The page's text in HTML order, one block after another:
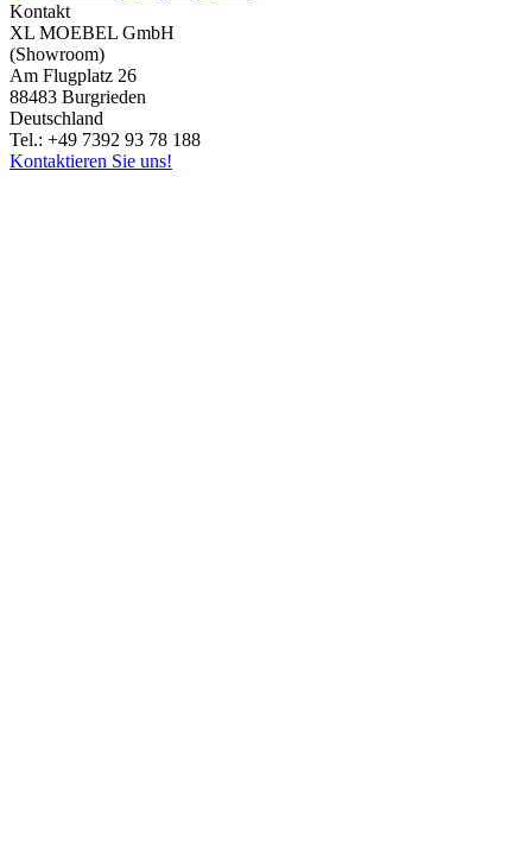
Kontakt
XL MOEBEL GmbH
(Showroom)
Am Flugplatz 26
88483 Burgrieden
Deutschland
Tel.: +49 7392 93 78 188
Kontaktieren Sie uns!